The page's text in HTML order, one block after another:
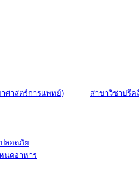
ศาสตร์การแพทย์)
สาขาวิชาปรี
ลอดภัย
นดอาหาร